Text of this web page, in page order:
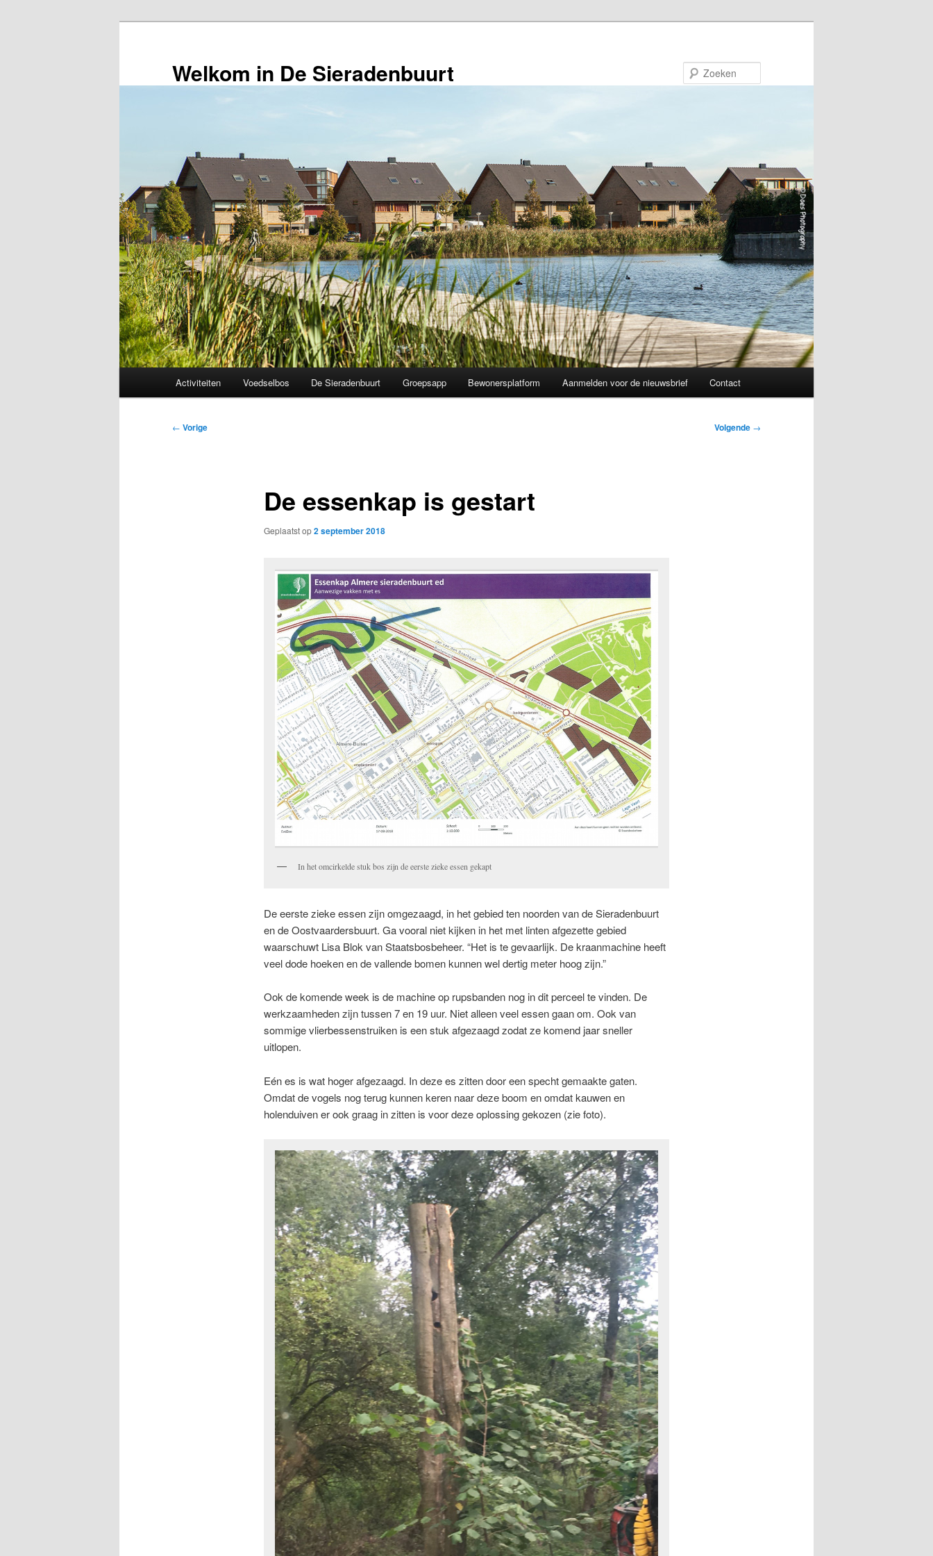
Welkom in De Sieradenbuurt
Activiteiten Voedselbos De Sieradenbuurt Groepsapp Bewonersplatform Aanmelden voor de nieuwsbrief Contact
Bericht
← Vorige Volgende →
De essenkap is gestart
Geplaatst op2 september 2018
In het omcirkelde stuk bos zijn de eerste zieke essen gekapt
De eerste zieke essen zijn omgezaagd, in het gebied ten noorden van de Sieradenbuurt
en de Oostvaardersbuurt. Ga vooral niet kijken in het met linten afgezette gebied
waarschuwt Lisa Blok van Staatsbosbeheer. “Het is te gevaarlijk. De kraanmachine heeft
veel dode hoeken en de vallende bomen kunnen wel dertig meter hoog zijn.”
Ook de komende week is de machine op rupsbanden nog in dit perceel te vinden. De
werkzaamheden zijn tussen 7 en 19 uur. Niet alleen veel essen gaan om. Ook van
sommige vlierbessenstruiken is een stuk afgezaagd zodat ze komend jaar sneller
uitlopen.
Eén es is wat hoger afgezaagd. In deze es zitten door een specht gemaakte gaten.
Omdat de vogels nog terug kunnen keren naar deze boom en omdat kauwen en
holenduiven er ook graag in zitten is voor deze oplossing gekozen (zie foto).